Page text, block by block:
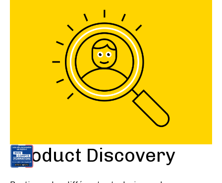
Product Discovery